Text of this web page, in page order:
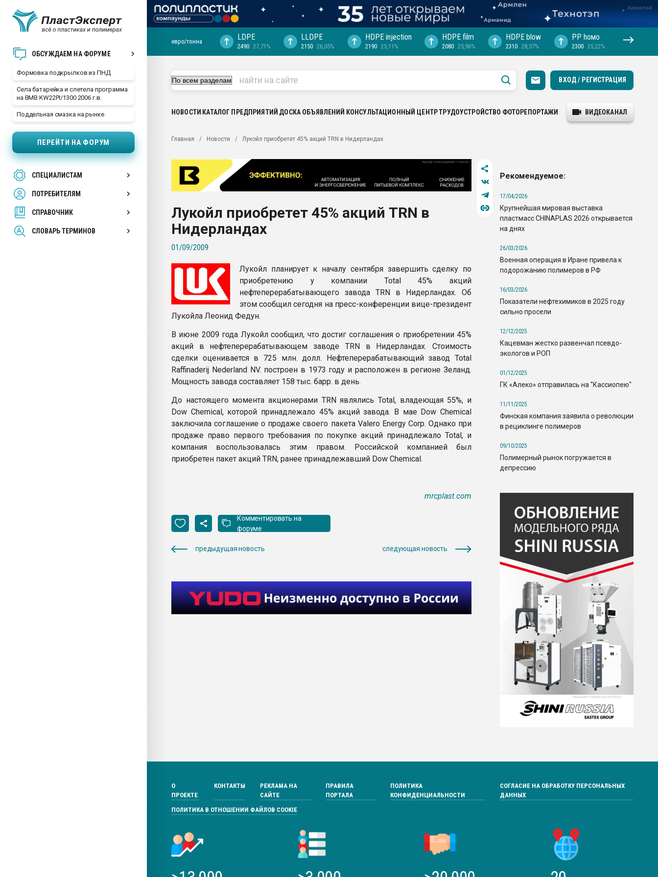
ОБСУЖДАЕМ НА ФОРУМЕ
Формовка подкрылков из ПНД
Села батарейка и слетела программа
на BMB KW22PI/1300 2006 г.в.
Поддельная смазка на рынке
ПЕРЕЙТИ НА ФОРУМ
СПЕЦИАЛИСТАМ
ПОТРЕБИТЕЛЯМ
СПРАВОЧНИК
СЛОВАРЬ ТЕРМИНОВ
29.07.2026 ФРП помог "Ижевскому
Вакуум-формовочные машины:
28.07.2026 Автоматизация выходит на
первый план в переработке
пластмасс
ситуацией на строительном рынке
Всё, что касается выдува ПЭТ
бутылок
ПЕРЕЙТИ НА ФОРУМ
евро/тонна LDPE
2490 27,71%
LLDPE
2150 26,05%
HDPE injection
2190 25,11%
HDPE film
2080 25,96%
HDPE blow
2310 28,57%
PP hомо
2300 25,22%
ВХОД / РЕГИСТРАЦИЯ
НОВОСТИ КАТАЛОГ ПРЕДПРИЯТИЙ ДОСКА ОБЪЯВЛЕНИЙ КОНСУЛЬТАЦИОННЫЙ ЦЕНТРТРУДОУСТРОЙСТВО ФОТОРЕПОРТАЖИ ВИДЕОКАНАЛ
Главная Новости Лукойл приобретет 45% акций ТRN в Нидерландах
Лукойл приобретет 45% акций ТRN в
Нидерландах
01/09/2009
Лукойл планирует к началу сентября завершить сделку по
приобретению у компании Total 45% акций
нефтеперерабатывающего завода ТRN в Нидерландах. Об
этом сообщил сегодня на пресс-конференции вице-президент
Лукойла Леонид Федун.
В июне 2009 года Лукойл сообщил, что достиг соглашения о приобретении 45%
акций в нефтеперерабатывающем заводе TRN в Нидерландах. Стоимость
сделки оценивается в 725 млн. долл. Нефтеперерабатывающий завод Total
Raffinaderij Nederland NV. построен в 1973 году и расположен в регионе Зеланд.
Мощность завода составляет 158 тыс. барр. в день.
До настоящего момента акционерами TRN являлись Total, владеющая 55%, и
Dow Chemical, которой принадлежало 45% акций завода. В мае Dow Chemical
заключила соглашение о продаже своего пакета Valero Energy Corp. Однако при
продаже право первого требования по покупке акций принадлежало Total, и
компания воспользовалась этим правом. Российской компанией был
приобретен пакет акций TRN, ранее принадлежавший Dow Chemical.
mrcplast.com
Комментировать на
форуме
предыдущая новость следующая новость
Рекомендуемое:
17/04/2026
Крупнейшая мировая выставка
пластмасс CHINAPLAS 2026 открывается
на днях
26/03/2026
Военная операция в Иране привела к
подорожанию полимеров в РФ
16/03/2026
Показатели нефтехимиков в 2025 году
сильно просели
12/12/2025
Кацевман жестко развенчал псевдо-
экологов и РОП
01/12/2025
ГК «Алеко» отправилась на "Кассиопею"
11/11/2025
Финская компания заявила о революции
в рециклинге полимеров
09/10/2025
Полимерный рынок погружается в
депрессию
О
ПРОЕКТЕ
КОНТАКТЫ
РЕКЛАМА НА
САЙТЕ
ПРАВИЛА
ПОРТАЛА
ПОЛИТИКА
КОНФИДЕНЦИАЛЬНОСТИ
СОГЛАСИЕ НА ОБРАБОТКУ ПЕРСОНАЛЬНЫХ
ДАННЫХ
ПОЛИТИКА В ОТНОШЕНИИ ФАЙЛОВ COOKIE